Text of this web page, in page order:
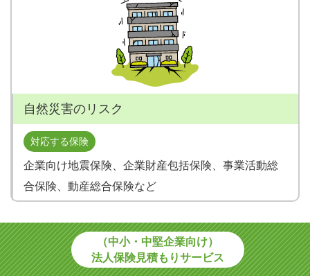
自然災害のリスク
対応する保険
企業向け地震保険、企業財産包括保険、事業活動総
合保険、動産総合保険など
（中小・中堅企業向け）
法人保険見積もりサービス